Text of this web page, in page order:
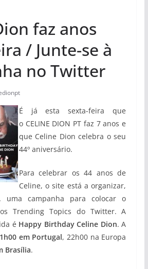
faz anos
/ Junte-se à
no Twitter
É já esta sexta-feira que
o CELINE DION PT faz 7 anos e
que Celine Dion celebra o seu
44º aniversário.
Para celebrar os 44 anos de
Celine, o site está a organizar,
, uma campanha para colocar o
Trending Topics do Twitter. A
é Happy Birthday Celine Dion. A
em Portugal, 22h00 na Europa
Brasília.